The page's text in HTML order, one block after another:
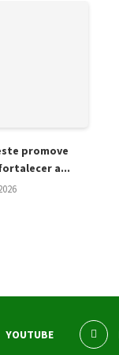
promove
a...
YOUTUBE